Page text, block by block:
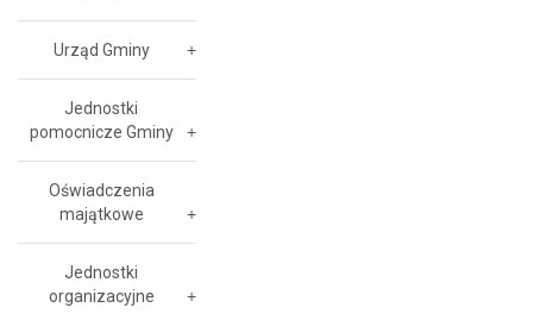
Urząd Gminy
Jednostki
pomocnicze Gminy
Oświadczenia
majątkowe
Jednostki
organizacyjne